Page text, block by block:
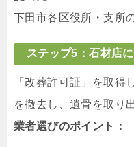
下田市各区役所・支所
ステップ5：石材店
「改葬許可証」を取得
を撤去し、遺骨を取り
業者選びのポイント：